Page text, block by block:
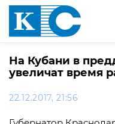
На Кубани в
увеличат время
22.12.2017, 21:56